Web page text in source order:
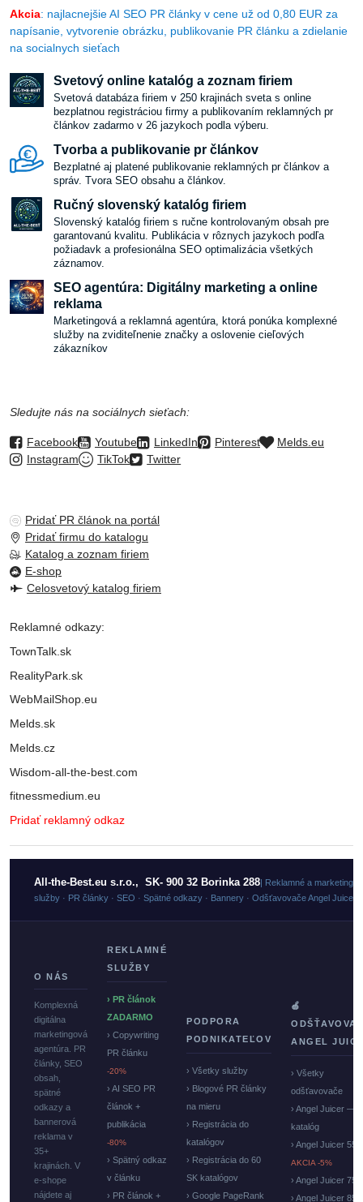
Akcia: najlacnejšie AI SEO PR články v cene už od 0,80 EUR za
napísanie, vytvorenie obrázku, publikovanie PR článku a zdielanie
na socialnych sieťach
Svetový online katalóg a zoznam firiem
Svetová databáza firiem v 250 krajinách sveta s online
bezplatnou registráciou firmy a publikovaním reklamných pr
článkov zadarmo v 26 jazykoch podla výberu.
Tvorba a publikovanie pr článkov
Bezplatné aj platené publikovanie reklamných pr článkov a
správ. Tvora SEO obsahu a článkov.
Ručný slovenský katalóg firiem
Slovenský katalóg firiem s ručne kontrolovaným obsah pre
garantovanú kvalitu. Publikácia v rôznych jazykoch podľa
požiadavk a profesionálna SEO optimalizácia všetkých
záznamov.
SEO agentúra: Digitálny marketing a online
reklama
Marketingová a reklamná agentúra, ktorá ponúka komplexné
služby na zviditeľnenie značky a oslovenie cieľových
zákazníkov
Sledujte nás na sociálnych sieťach:
Facebook Youtube LinkedIn Pinterest
Melds.eu
Instagram
TikTok Twitter
Pridať PR článok na portál
Pridať firmu do katalogu
Katalog a zoznam firiem
E-shop
Celosvetový katalog firiem
Reklamné odkazy:
TownTalk.sk
RealityPark.sk
WebMailShop.eu
Melds.sk
Melds.cz
Wisdom-all-the-best.com
fitnessmedium.eu
Pridať reklamný odkaz
All-the-Best.eu s.r.o., SK- 900 32 Borinka 288| Reklamné a
služby · PR články · SEO · Spätné odkazy · Bannery · Odšťavovače Angel Juicer
O NÁS
Komplexná
digitálna
marketingová
agentúra. PR
články, SEO
obsah,
spätné
odkazy a
bannerová
reklama v
35+
krajinách. V
e-shope
nájdete aj
REKLAMNÉ
SLUŽBY
› PR článok
ZADARMO
› Copywriting
PR článku
-20%
› AI SEO PR
článok +
publikácia
-80%
› Spätný odkaz
v článku
› PR článok +
PODPORA
PODNIKATEĽOV
› Všetky služby
› Blogové PR články
na mieru
› Registrácia do
katalógov
› Registrácia do 60
SK katalógov
› Google PageRank
🍏
ANGEL
› Všetky
odšťavovače
› Angel Juicer —
katalóg
› Angel Juicer
AKCIA -5%
› Angel Juicer
› Angel Juicer